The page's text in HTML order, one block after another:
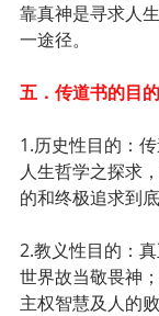
靠真神是寻求人
一途径。
五．传道书的目的
1.历史性目的：
人生哲学之探求
的和终极追求到
2.教义性目的：
世界故当敬畏神
主权智慧及人的